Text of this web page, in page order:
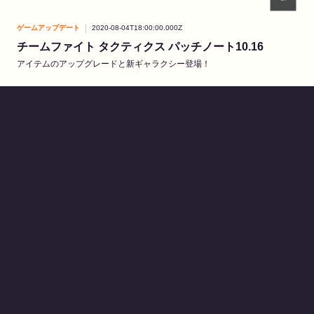
ゲームアップデート 2020-08-04T18:00:00.000Z
チームファイト タクティクス パッチノート10.16
アイテムのアップグレードと新ギャラクシー登場！